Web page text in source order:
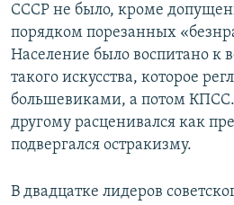
СССР не было, кроме
порядком порезанных
Население было воспитано к
такого искусства, которое
большевиками, а потом
другому расценивался как
подвергался остракизму.
В двадцатке лидеров